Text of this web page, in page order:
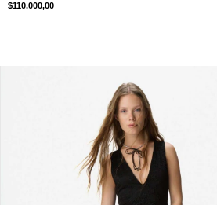
$110.000,00